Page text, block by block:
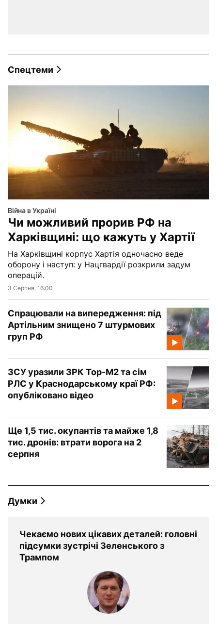
Спецтеми
Війна в Україні
Чи можливий прорив РФ на
Харківщині: що кажуть у Хартії
На Харківщині корпус Хартія одночасно веде
оборону і наступ: у Нацгвардії розкрили задум
операцій.
3 Серпня, 16:00
Спрацювали на випередження: під
Артільним знищено 7 штурмових
груп РФ
ЗСУ уразили ЗРК Тор-М2 та сім
РЛС у Краснодарському краї РФ:
опубліковано відео
Ще 1,5 тис. окупантів та майже 1,8
тис. дронів: втрати ворога на 2
серпня
Думки
Чекаємо нових цікавих деталей: головні
підсумки зустрічі Зеленського з
Трампом